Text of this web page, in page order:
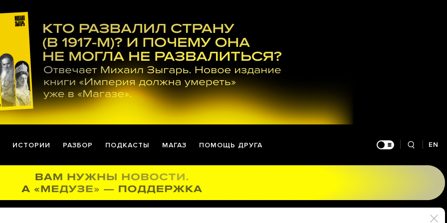
ИСТОРИИ РАЗБОР ПОДКАСТЫ МАГАЗ ПОМОЩЬ ДРУГА EN